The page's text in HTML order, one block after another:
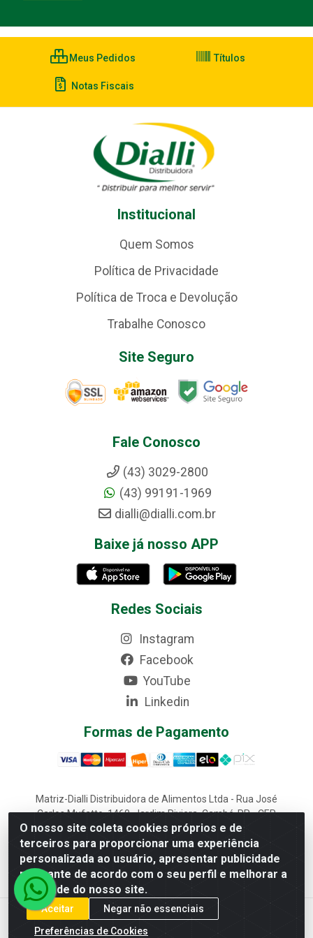
O nosso site coleta cookies próprios e de
terceiros para proporcionar uma experiência
personalizada ao usuário, apresentar publicidade
relevante de acordo com o seu perfil e melhorar a
qualidade do nosso site.
Aceitar
Negar não essenciais
Preferências de Cookies
Meus Pedidos Títulos
Notas Fiscais
Institucional
Quem Somos
Política de Privacidade
Política de Troca e Devolução
Trabalhe Conosco
Site Seguro
Fale Conosco
(43) 3029-2800
(43) 99191-1969
dialli@dialli.com.br
Baixe já nosso APP
Redes Sociais
Instagram
Facebook
YouTube
Linkedin
Formas de Pagamento
Matriz-Dialli Distribuidora de Alimentos Ltda - Rua José
Carlos Mufatto, 1460, Jardim Riviera, Cambé-PR - CEP
86187-025 - CNPJ 02.611.870/0001-22
Filial-Dialli Distribuidora de Alimentos Ltda - Rua Lagoa
Saquarema, 1241 - Morumbi, Cascavel-PR - CEP 85817-
643 - CNPJ 02.611.870/0002-03